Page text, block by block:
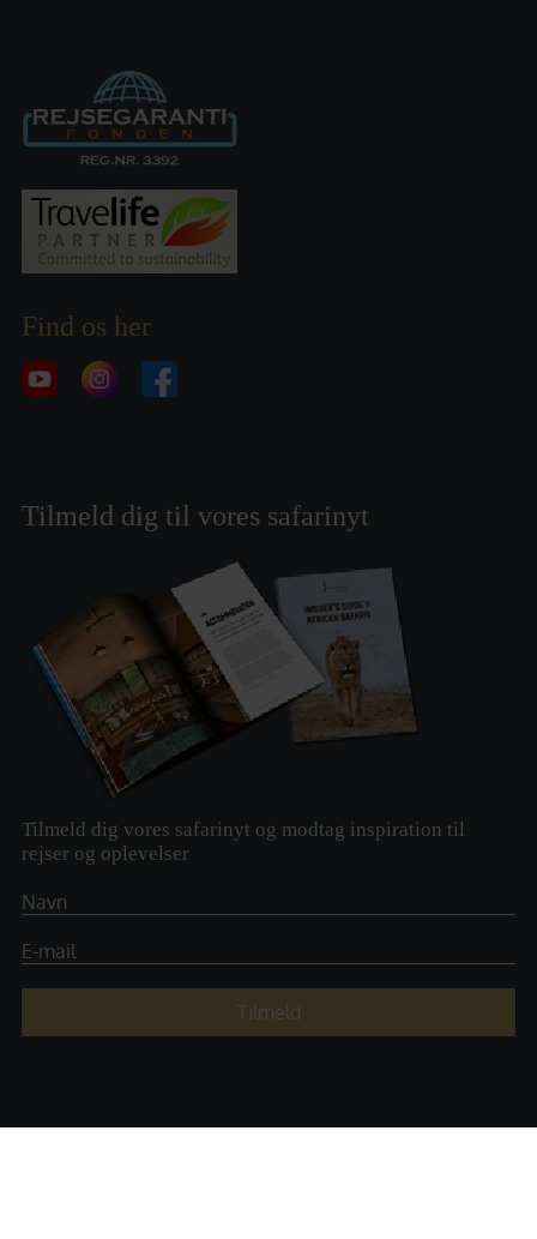
Find os her
Tilmeld dig til vores safarinyt
Tilmeld dig vores safarinyt og modtag inspiration til
rejser og oplevelser